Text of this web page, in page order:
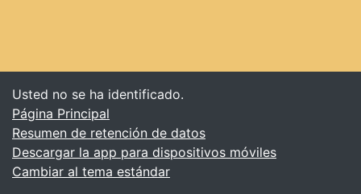
Usted no se ha identificado.
Página Principal
Resumen de retención de datos
Descargar la app para dispositivos móviles
Cambiar al tema estándar